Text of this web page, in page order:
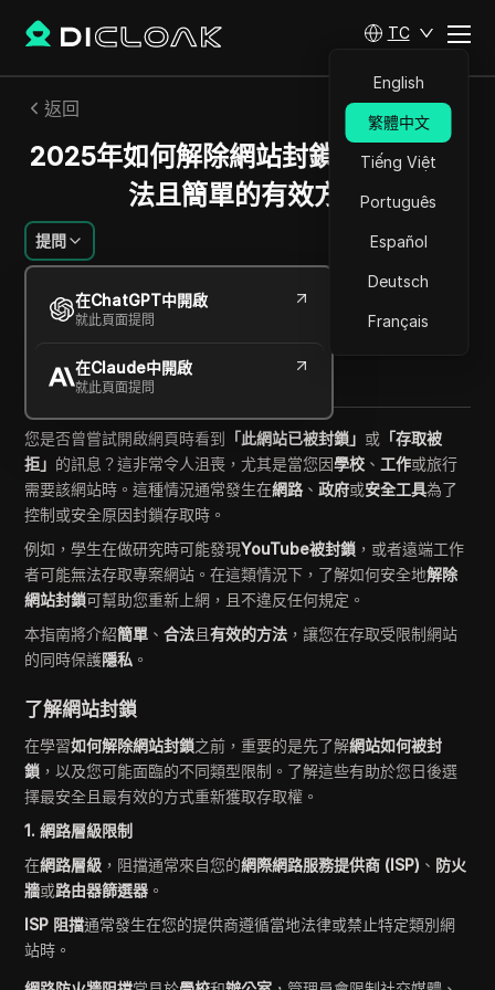
TC
English
繁體中文
Tiếng Việt
Português
Español
Deutsch
Français
返回
2025年如何解除網站封鎖：安全、合
法且簡單的有效方法
提問
在ChatGPT中開啟
就此頁面提問
在Claude中開啟
就此頁面提問
費利佩·莫雷拉
2025年10月 10 分鐘 閱讀
Copy Link
您是否曾嘗試開啟網頁時看到 「此網站已被封鎖」 或 「存取被
拒」 的訊息？這非常令人沮喪，尤其是當您因學校 、 工作或旅行
需要該網站時。這種情況通常發生在網路 、政府或安全工具為了
控制或安全原因封鎖存取時。
例如，學生在做研究時可能發現YouTube被封鎖 ，或者遠端工作
者可能無法存取專案網站。在這類情況下，了解如何安全地解除
網站封鎖可幫助您重新上網，且不違反任何規定。
本指南將介紹簡單 、合法且有效的方法 ，讓您在存取受限制網站
的同時保護隱私 。
了解網站封鎖
在學習如何解除網站封鎖之前，重要的是先了解網站如何被封
鎖 ，以及您可能面臨的不同類型限制。了解這些有助於您日後選
擇最安全且最有效的方式重新獲取存取權。
1. 網路層級限制
在網路層級 ，阻擋通常來自您的網際網路服務提供商 (ISP) 、 防火
牆或路由器篩選器 。
ISP 阻擋通常發生在您的提供商遵循當地法律或禁止特定類別網
站時。